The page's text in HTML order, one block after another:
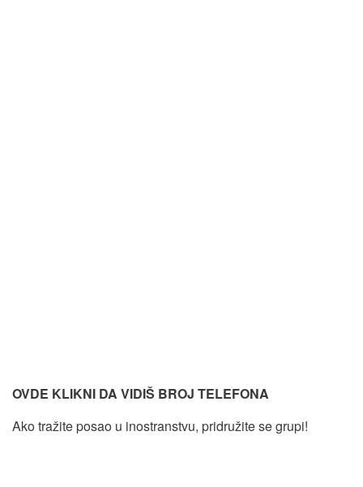
OVDE KLIKNI DA VIDIŠ BROJ TELEFONA
Ako tražite posao u inostranstvu, pridružite se grupi!